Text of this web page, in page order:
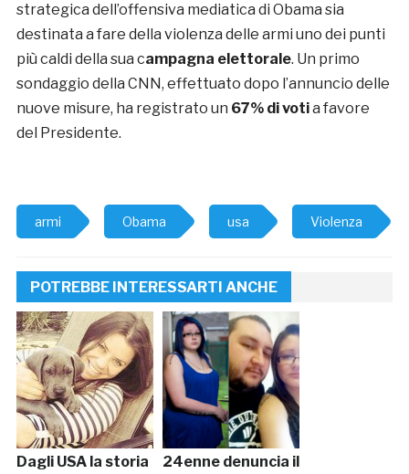
strategica dell’offensiva mediatica di Obama sia
destinata a fare della violenza delle armi uno dei punti
più caldi della sua campagna elettorale. Un primo
sondaggio della CNN, effettuato dopo l’annuncio delle
nuove misure, ha registrato un 67% di votia favore
del Presidente.
armi Obama usa Violenza
POTREBBE INTERESSARTI ANCHE
Dagli USA la storia
24enne denuncia il